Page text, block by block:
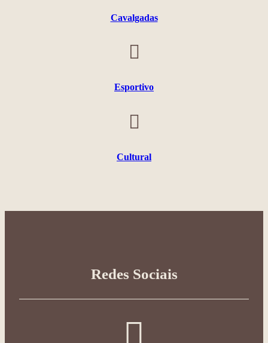
Cavalgadas
Esportivo
Cultural
Redes Sociais